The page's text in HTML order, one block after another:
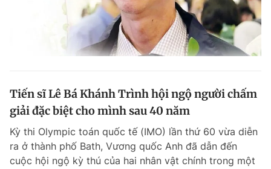
Tiến sĩ Lê Bá Khánh Trình hội ngộ người chấm
giải đặc biệt cho mình sau 40 năm
Kỳ thi Olympic toán quốc tế (IMO) lần thứ 60 vừa diễn
ra ở thành phố Bath, Vương quốc Anh đã dẫn đến
cuộc hội ngộ kỳ thú của hai nhân vật chính trong một